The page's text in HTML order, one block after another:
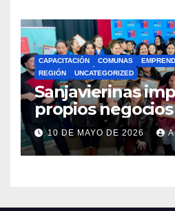
CAPACITACIÓN COMUNAS
REGIÓN
UNCATEGORIZED
Sanjavierinas
propios
capacitarse junto
10 DE MAYO DE 2026